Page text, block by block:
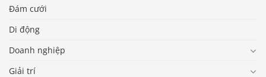
Đám cưới
Di động
Doanh nghiệp
Giải trí